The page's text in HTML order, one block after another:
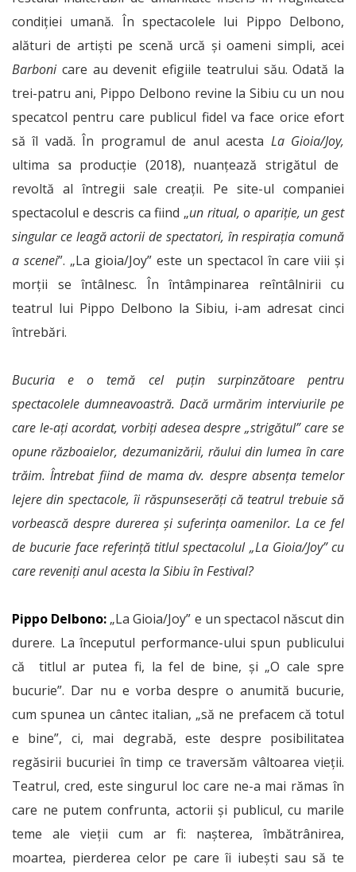
condiţiei umană. În spectacolele lui Pippo Delbono,
alături de artişti pe scenă urcă şi oameni simpli, acei
Barbonicare au devenit efigiile teatrului său. Odată la
trei-patru ani, Pippo Delbono revine la Sibiu cu un nou
specatcol pentru care publicul fidel va face orice efort
să îl vadă. În programul de anul acesta La Gioia/Joy,
ultima sa producţie (2018), nuanțează strigătul de
revoltă al întregii sale creații. Pe site-ul companiei
spectacolul e descris ca fiind „un ritual, o apariţie, un gest
singular ce leagă actorii de spectatori, în respiraţia comună
a scenei”. „La gioia/Joy” este un spectacol în care viii și
morții se întâlnesc. În întâmpinarea reîntâlnirii cu
teatrul lui Pippo Delbono la Sibiu, i-am adresat cinci
întrebări.
Bucuria e o temă cel puțin surpinzătoare pentru
spectacolele dumneavoastră. Dacă urmărim interviurile pe
care le-ați acordat, vorbiți adesea despre „strigătul” care se
opune războaielor, dezumanizării, răului din lumea în care
trăim. Întrebat fiind de mama dv. despre absența temelor
lejere din spectacole, îi răspunseserăți că teatrul trebuie să
vorbească despre durerea și suferința oamenilor. La ce fel
de bucurie face referință titlul spectacolul „La Gioia/Joy” cu
care reveniți anul acesta la Sibiu în Festival?
Pippo Delbono: „La Gioia/Joy” e un spectacol născut din
durere. La începutul performance-ului spun publicului
că titlul ar putea fi, la fel de bine, și „O cale spre
bucurie”. Dar nu e vorba despre o anumită bucurie,
cum spunea un cântec italian, „să ne prefacem că totul
e bine”, ci, mai degrabă, este despre posibilitatea
regăsirii bucuriei în timp ce traversăm vâltoarea vieții.
Teatrul, cred, este singurul loc care ne-a mai rămas în
care ne putem confrunta, actorii și publicul, cu marile
teme ale vieții cum ar fi: nașterea, îmbătrânirea,
moartea, pierderea celor pe care îi iubești sau să te